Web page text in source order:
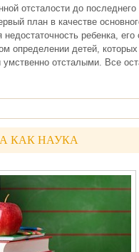
отсталости до
план в качестве
недостаточность ребенка,
определении детей,
отсталыми. Все
КАК НАУКА